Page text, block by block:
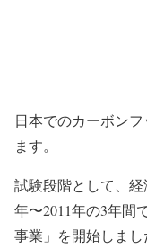
日本でのカーボン
ます。
試験段階として、
年〜2011年の3年間
事業」を開始しま